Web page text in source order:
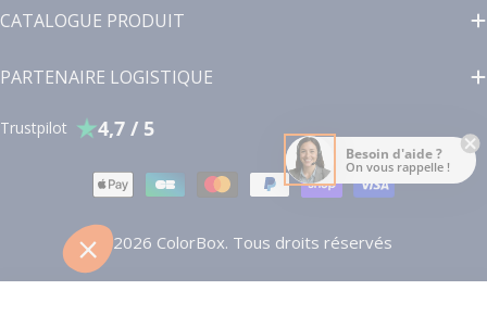
CATALOGUE PRODUIT
PARTENAIRE LOGISTIQUE
Trustpilot 4,7 / 5
Modes
paiement
© 2026 ColorBox. Tous droits réservés
Besoin d'aide ?
On vous rappelle !